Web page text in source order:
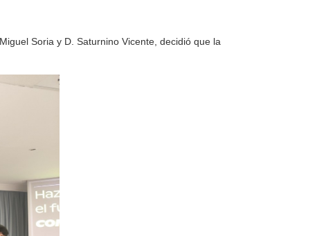
Soria y D. Saturnino Vicente, decidió que la